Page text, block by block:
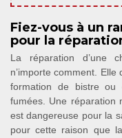
Fiez-vous à un
pour la
La réparation d’une
n’importe comment.
formation de bistre ou
fumées. Une réparation
est dangereuse pour la
pour cette raison que